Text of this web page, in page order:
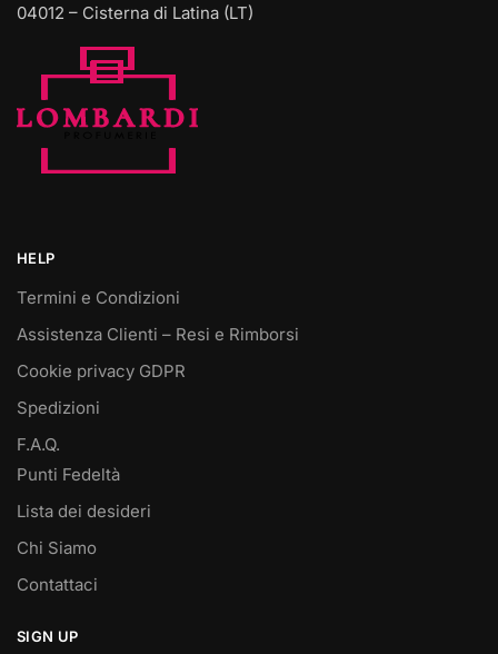
04012 – Cisterna di Latina (LT)
HELP
Termini e Condizioni
Assistenza Clienti – Resi e Rimborsi
Cookie privacy GDPR
Spedizioni
F.A.Q.
Punti Fedeltà
Lista dei desideri
Chi Siamo
Contattaci
SIGN UP